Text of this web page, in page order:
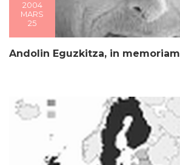
2004
MARS
25
Andolin Eguzkitza, in memoriam